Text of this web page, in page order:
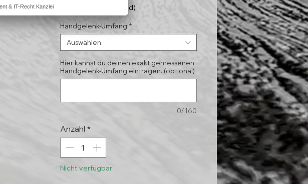
(Kostenloser Versand)
Handgelenk-Umfang *
Auswählen
Hier kannst du deinen exakt gemessenen
Handgelenk-Umfang eintragen. (optional)
0/160
Anzahl *
Nicht verfügbar